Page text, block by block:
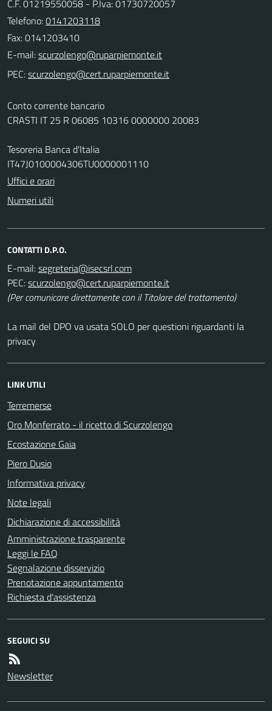
C.F. 01219550058 - P.Iva: 01730720057
Telefono:0141203118
Fax: 0141203410
E-mail:
PEC:
Conto corrente bancario
CRASTI IT 25 R 06085 10316 0000000 20083
Tesoreria Banca d'Italia
IT47J0100004306TU0000001110
Uffici e orari
Numeri utili
CONTATTI D.P.O.
E-mail:
PEC:
(Per comunicare direttamente con il Titolare del trattamento)
La mail del DPO va usata SOLO per questioni riguardanti la
privacy
LINK UTILI
Terremerse
Oro Monferrato - il ricetto di Scurzolengo
Ecostazione Gaia
Piero Dusio
Informativa privacy
Note legali
Dichiarazione di accessibilità
Amministrazione trasparente
Leggi le FAQ
Segnalazione disservizio
Prenotazione appuntamento
Richiesta d'assistenza
SEGUICI SU
Newsletter